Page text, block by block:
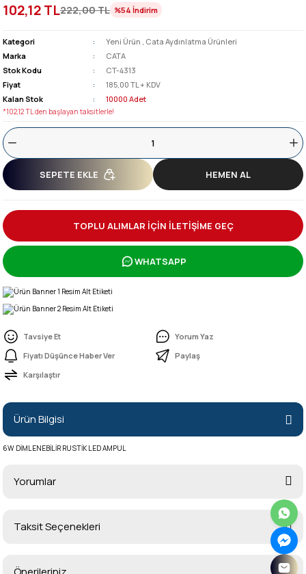
102,12 TL222,00 TL %54 İndirim
Kategori Yeni Ürün , Cata Aydınlatma Ürünleri
Marka
CATA
Stok Kodu
CT-4313
Fiyat
185,00 TL + KDV
Kalan Stok
10000 Adet
*102,12 TL den başlayan taksitlerle!
SEPETE EKLE HEMEN AL
TOPLU ALIMLAR İÇİN İLETİŞİME GEÇ
WHATSAPP
Tavsiye Et
Yorum Yaz
Fiyatı Düşünce Haber Ver
Paylaş
Karşılaştır
Ürün Bilgisi
6W DİMLENEBİLİR RUSTİK LED AMPUL
Yorumlar
Bu ürüne ilk yorumu siz yapın!
Taksit Seçenekleri